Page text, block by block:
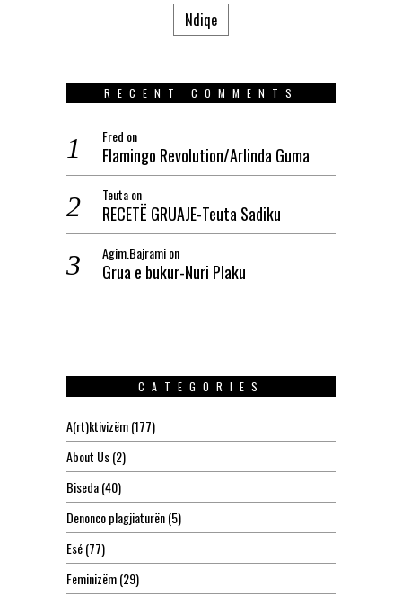
Ndiqe
RECENT COMMENTS
Fred on
Flamingo Revolution/Arlinda Guma
Teutaon
RECETË GRUAJE-Teuta Sadiku
Agim.Bajramion
Grua e bukur-Nuri Plaku
CATEGORIES
A(rt)ktivizëm(177)
About Us(2)
Biseda(40)
Denonco plagjiaturën(5)
Esé(77)
Feminizëm(29)